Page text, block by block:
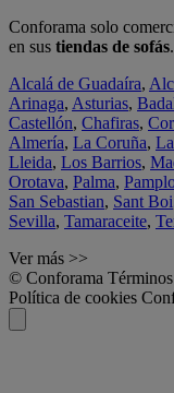
Conforama solo
en sus tiendas de sofás.
Alcalá de Guadaíra,
Arinaga, Asturias,
Castellón, Chafiras,
Almería, La Coruña,
Lleida, Los Barrios,
Orotava, Palma,
San Sebastian, Sant Boi
Sevilla, Tamaraceite,
Ver más >>
© Conforama
Política de cookies